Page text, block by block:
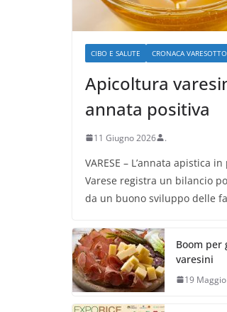
CIBO E SALUTE CRONACA VARESOTTO
Apicoltura
annata positiva
11 Giugno 2026 .
VARESE – L’annata apistica
Varese registra un bilancio
da un buono sviluppo delle
Boom per
varesini
19